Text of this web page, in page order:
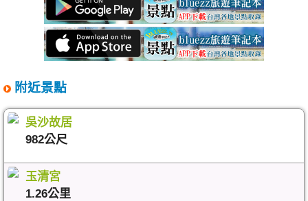
附近景點
吳沙故居
982公尺
玉清宮
1.26公里